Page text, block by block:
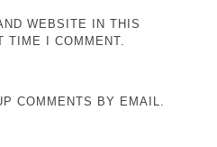
WEBSITE IN THIS
TIME I COMMENT.
COMMENTS BY EMAIL.